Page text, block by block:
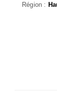
Région :